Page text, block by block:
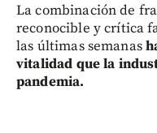
La combinación de
reconocible y crítica
las últimas semanas
vitalidad que la
pandemia.